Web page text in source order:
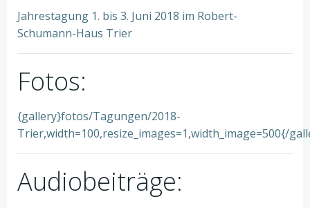
Jahrestagung 1. bis 3. Juni 2018 im Robert-
Schumann-Haus Trier
Fotos:
{gallery}fotos/Tagungen/2018-
Trier,width=100,resize_images=1,width_image=500{/
Audiobeiträge: